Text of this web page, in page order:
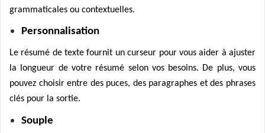
grammaticales ou contextuelles.
Personnalisation
Le résumé de texte fournit un curseur pour vous aider à ajuster
la longueur de votre résumé selon vos besoins. De plus, vous
pouvez choisir entre des puces, des paragraphes et des phrases
clés pour la sortie.
Souple